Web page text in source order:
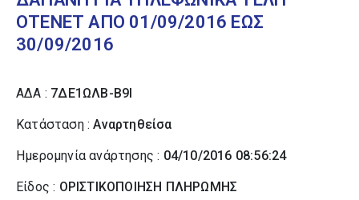
ΟΤΕΝΕΤ ΑΠΟ 01/09/2016 ΕΩΣ
30/09/2016
ΑΔΑ : 7ΔΕ1ΩΛΒ-Β9Ι
Κατάσταση :Αναρτηθείσα
Ημερομηνία ανάρτησης : 04/10/2016 08:56:24
Είδος : ΟΡΙΣΤΙΚΟΠΟΙΗΣΗ ΠΛΗΡΩΜΗΣ